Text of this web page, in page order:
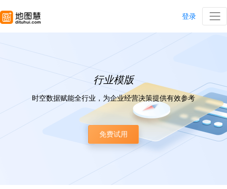
登录
行业模版
时空数据赋能全行业，为企业经营决策提供有效参考
免费试用